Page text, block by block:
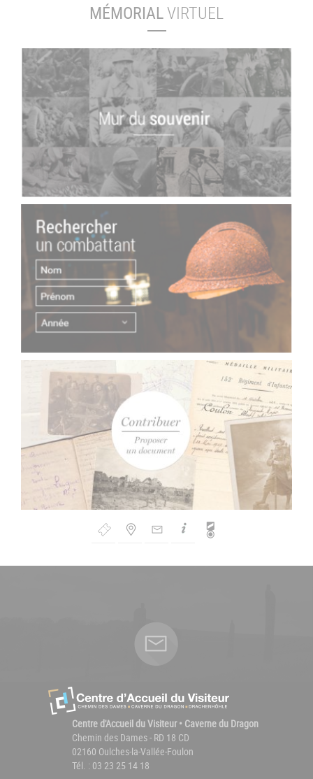
MÉMORIALVIRTUEL
de
Centre d'Accueil du Visiteur • Caverne du Dragon
Chemin des Dames - RD 18 CD
02160 Oulches-la-Vallée-Foulon
Tél. : 03 23 25 14 18